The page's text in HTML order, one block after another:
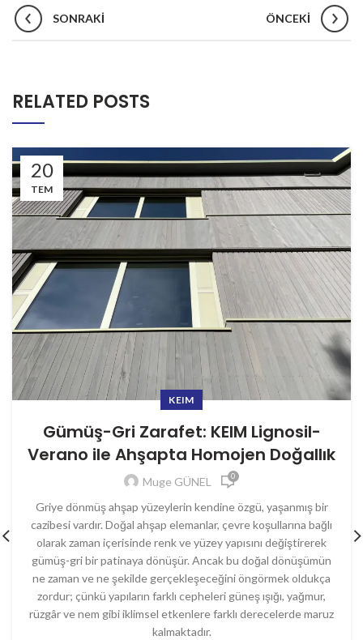
SONRAKI ÖNCEKI
RELATED POSTS
20
TEM
KEIM
Gümüş-Gri Zarafet: KEIM Lignosil-
Verano ile Ahşapta Homojen Doğallık
Muge GÜNEL 0
Griye dönmüş ahşap yüzeylerin kendine özgü, yaşanmış bir
cazibesi vardır. Doğal ahşap elemanlar, çevre koşullarına bağlı
olarak zaman içerisinde renk ve yüzey yapısını değiştirerek
gümüş-gri bir patinaya dönüşür. Ancak bu doğal dönüşümün
ne zaman ve ne şekilde gerçekleşeceğini öngörmek oldukça
zordur; çünkü yapıların farklı cepheleri güneş ışığı, yağmur,
rüzgâr ve nem gibi iklimsel etkenlere farklı derecelerde maruz
kalmaktadır.